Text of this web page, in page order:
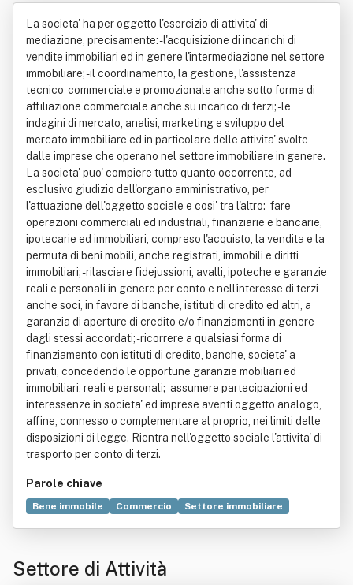
a.s. Di Massimo Rosatelli & C.
La societa' ha per oggetto l'esercizio di attivita' di
mediazione, precisamente: -l'acquisizione di incarichi di
vendite immobiliari ed in genere l'intermediazione nel settore
immobiliare; -il coordinamento, la gestione, l'assistenza
tecnico-commerciale e promozionale anche sotto forma di
affiliazione commerciale anche su incarico di terzi; -le
indagini di mercato, analisi, marketing e sviluppo del
mercato immobiliare ed in particolare delle attivita' svolte
dalle imprese che operano nel settore immobiliare in genere.
La societa' puo' compiere tutto quanto occorrente, ad
esclusivo giudizio dell'organo amministrativo, per
l'attuazione dell'oggetto sociale e cosi' tra l'altro: -fare
operazioni commerciali ed industriali, finanziarie e bancarie,
ipotecarie ed immobiliari, compreso l'acquisto, la vendita e la
permuta di beni mobili, anche registrati, immobili e diritti
immobiliari; -rilasciare fidejussioni, avalli, ipoteche e garanzie
reali e personali in genere per conto e nell'interesse di terzi
anche soci, in favore di banche, istituti di credito ed altri, a
garanzia di aperture di credito e/o finanziamenti in genere
dagli stessi accordati; -ricorrere a qualsiasi forma di
finanziamento con istituti di credito, banche, societa' a
privati, concedendo le opportune garanzie mobiliari ed
immobiliari, reali e personali; -assumere partecipazioni ed
interessenze in societa' ed imprese aventi oggetto analogo,
affine, connesso o complementare al proprio, nei limiti delle
disposizioni di legge. Rientra nell'oggetto sociale l'attivita' di
trasporto per conto di terzi.
Parole chiave
Bene immobile Commercio
Settore immobiliare
Settore di Attività